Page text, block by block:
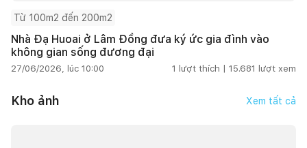
Từ 100m2 đến 200m2
Nhà Đạ Huoai ở Lâm Đồng đưa ký ức gia đình vào
không gian sống đương đại
27/06/2026, lúc 10:00 1 lượt thích | 15.681 lượt xem
Kho ảnh Xem tất cả